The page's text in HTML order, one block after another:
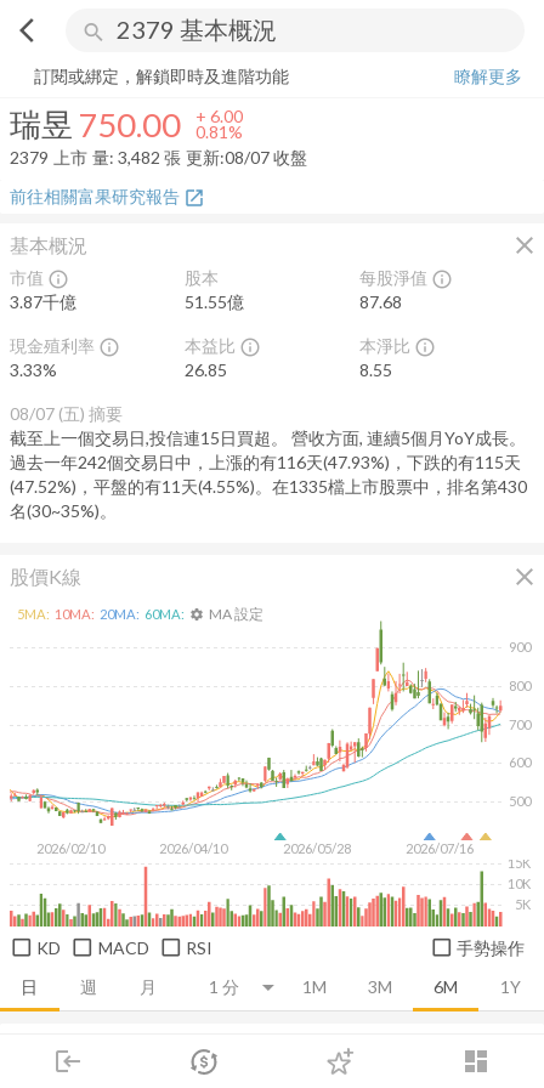
arrow_back_ios search
login dashboard
市場 登入
瑞昱 750.00 +0.81%
訂閱或綁定，解鎖即時及進階功能
瞭解更多
瑞昱 750.00 + 6.00
0.81%
2379
上市 量: 3,482 張 更新:08/07 收盤
前往相關富果研究報告 open_in_new
基本概況 close
市值 info_outline
3.87千億
股本
51.55億
每股淨值 info_outline
87.68
現金殖利率 info_outline
3.33%
本益比 info_outline
26.85
本淨比 info_outline
8.55
08/07 (五) 摘要
截至上一個交易日,投信連15日買超。 營收方面, 連續5個月YoY成長。
過去一年242個交易日中，上漲的有116天(47.93%)，下跌的有115天
(47.52%)，平盤的有11天(4.55%)。在1335檔上市股票中，排名第430
名(30~35%)。
股價K線 close
日 週 月 1M 3M 6M 1Y
2026/02/10 2026/04/10 2026/05/28 2026/07/16
500
600
700
800
900
5K
10K
15K
5MA: 10MA: 20MA: 60MA: settings MA 設定
KD MACD RSI 手勢操作
推薦卡片 消息面 財務報